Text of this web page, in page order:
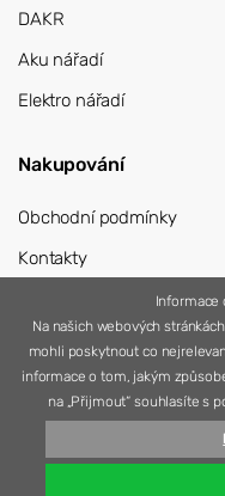
DAKR
Aku nářadí
Elektro nářadí
Nakupování
Obchodní podmínky
Kontakty
Informace
Na našich webových
mohli poskytnout co
informace o tom, jakým
na „Přijmout“ souhlasíte s